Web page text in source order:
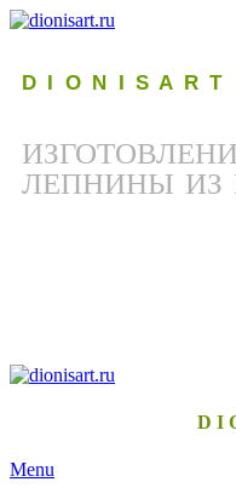
D I O N I S A R T
ЛЕПНИНЫ ИЗ
D I
Menu